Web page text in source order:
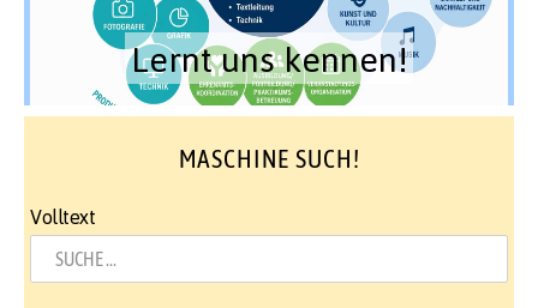
Lernt uns kennen!
MASCHINE SUCH!
Volltext